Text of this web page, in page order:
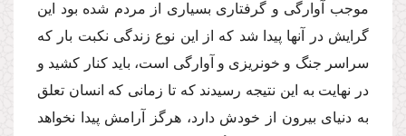
موجب آوارگی و گرفتاری بسیاری از مردم شده بود این
گرایش در آنها پیدا شد كه از این نوع زندگی نكبت بار كه
سراسر جنگ و خونریزی و آوارگی است، باید كنار كشید و
در نهایت به این نتیجه رسیدند كه تا زمانی كه انسان تعلق
به دنیای بیرون از خودش دارد، هرگز آرامش پیدا نخواهد